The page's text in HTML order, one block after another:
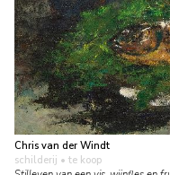
Chris van der Windt
schilderij • te koop